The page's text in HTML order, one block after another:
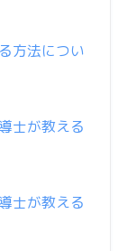
方法につい
士が教える
士が教える